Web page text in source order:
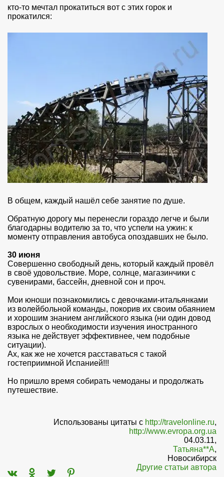
кто-то мечтал прокатиться вот с этих горок и
прокатился:
В общем, каждый нашёл себе занятие по душе.
Обратную дорогу мы перенесли гораздо легче и были
благодарны водителю за то, что успели на ужин: к
моменту отправления автобуса опоздавших не было.
30 июня
Совершенно свободный день, который каждый провёл
в своё удовольствие. Море, солнце, магазинчики с
сувенирами, бассейн, дневной сон и проч.
Мои юноши познакомились с девочками-итальянками
из волейбольной команды, покорив их своим обаянием
и хорошим знанием английского языка (ни один довод
взрослых о необходимости изучения иностранного
языка не действует эффективнее, чем подобные
ситуации).
Ах, как же не хочется расставаться с такой
гостеприимной Испанией!!!
Но пришло время собирать чемоданы и продолжать
путешествие.
Использованы цитаты с http://travelonline.ru,
http://www.evropa.org.ua
04.03.11,
Татьяна**А,
Новосибирск
Другие статьи автора